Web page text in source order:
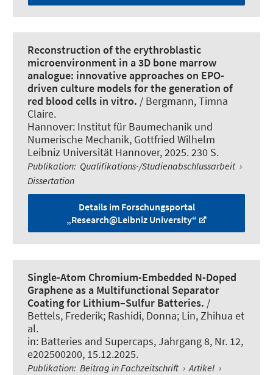
Reconstruction of the erythroblastic
microenvironment in a 3D bone marrow
analogue: innovative approaches on EPO-
driven culture models for the generation of
red blood cells in vitro. / Bergmann, Timna
Claire.
Hannover: Institut für Baumechanik und
Numerische Mechanik, Gottfried Wilhelm
Leibniz Universität Hannover, 2025. 230 S.
Publikation: Qualifikations-/Studienabschlussarbeit ›
Dissertation
Details im Forschungsportal
„Research@Leibniz University“
Single-Atom Chromium-Embedded N-Doped
Graphene as a Multifunctional Separator
Coating for Lithium–Sulfur Batteries. /
Bettels, Frederik; Rashidi, Donna; Lin, Zhihua et
al.
in: Batteries and Supercaps, Jahrgang 8, Nr. 12,
e202500200, 15.12.2025.
Publikation: Beitrag in Fachzeitschrift › Artikel ›